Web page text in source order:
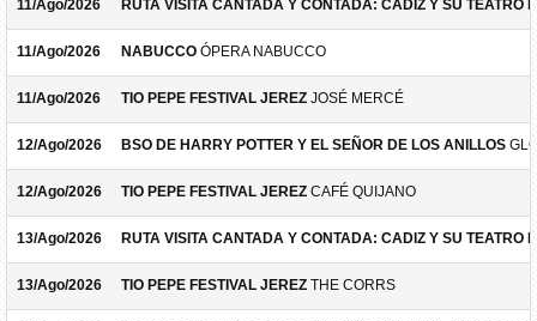
11/Ago/2026 RUTA VISITA CANTADA Y CONTADA: CADIZ Y SU TEATRO
11/Ago/2026 NABUCCO ÓPERA NABUCCO
11/Ago/2026 TIO PEPE FESTIVAL JEREZ JOSÉ MERCÉ
12/Ago/2026 BSO DE HARRY POTTER Y EL SEÑOR DE LOS ANILLOS
12/Ago/2026 TIO PEPE FESTIVAL JEREZ CAFÉ QUIJANO
13/Ago/2026 RUTA VISITA CANTADA Y CONTADA: CADIZ Y SU TEATRO
13/Ago/2026 TIO PEPE FESTIVAL JEREZ THE CORRS